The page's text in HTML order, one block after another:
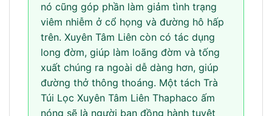
nó cũng góp phần làm giảm tình trạng
viêm nhiễm ở cổ họng và đường hô hấp
trên. Xuyên Tâm Liên còn có tác dụng
long đờm, giúp làm loãng đờm và tống
xuất chúng ra ngoài dễ dàng hơn, giúp
đường thở thông thoáng. Một tách Trà
Túi Lọc Xuyên Tâm Liên Thaphaco ấm
nóng sẽ là người bạn đồng hành tuyệt